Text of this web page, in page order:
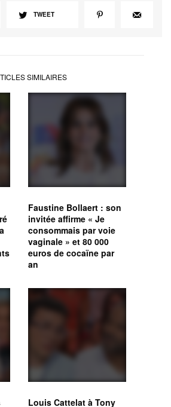
TWEET
SIMILAIRES
Faustine Bollaert : son
invitée affirme « Je
consommais par voie
vaginale » et 80 000
euros de cocaïne par
an
Louis Cattelat à Tony